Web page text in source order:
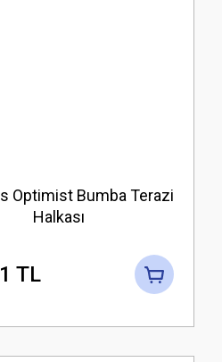
Optimist Bumba Terazi
Halkası
TL